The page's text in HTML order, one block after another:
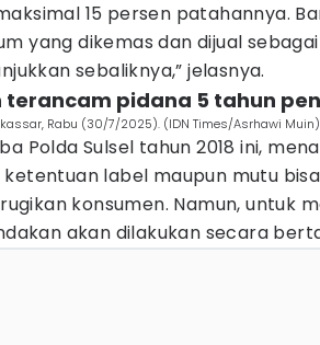
15 persen patahannya.
yang dikemas dan dijual
sebaliknya,” jelasnya.
terancam pidana 5 tahun
Rabu (30/7/2025). (IDN Times/Asrhawi Muin)
Polda Sulsel tahun 2018 ini,
label maupun mutu
konsumen. Namun, untuk
akan dilakukan secara